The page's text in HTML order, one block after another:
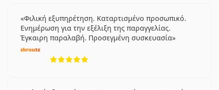
Φιλική εξυπηρέτηση. Καταρτισμένο προσωπικό.
Ενημέρωση για την εξέλιξη της παραγγελίας.
Έγκαιρη παραλαβή. Προσεγμένη συσκευασία